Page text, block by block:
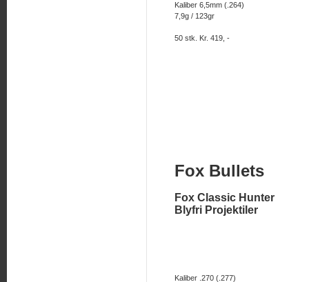
Kaliber 6,5mm (.264)
7,9g / 123gr
50 stk. Kr. 419, -
Fox Bullets
Fox Classic Hunter
Blyfri Projektiler
Kaliber .270 (.277)